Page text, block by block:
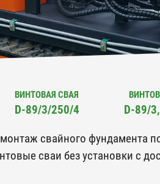
ВИНТОВАЯ СВАЯ
D-89/3/250/4 D-89/
свайного фундамента
сваи без установки с